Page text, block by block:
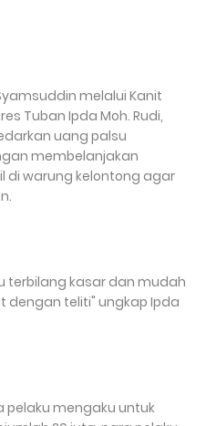
melalui Kanit
Tuban Ipda Moh. Rudi,
uang palsu
membelanjakan
di warung kelontong agar
terbilang kasar dan mudah
dengan teliti" ungkap Ipda
pelaku mengaku untuk